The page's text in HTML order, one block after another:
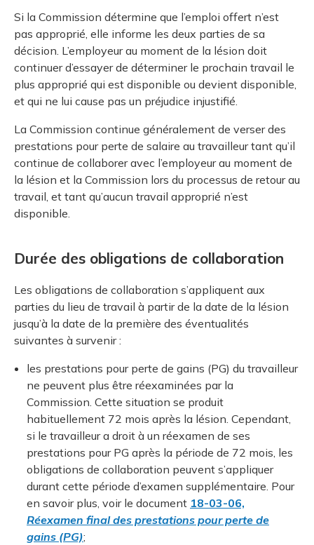
Si la Commission détermine que l’emploi offert n’est
pas approprié, elle informe les deux parties de sa
décision. L’employeur au moment de la lésion doit
continuer d’essayer de déterminer le prochain travail le
plus approprié qui est disponible ou devient disponible,
et qui ne lui cause pas un préjudice injustifié.
La Commission continue généralement de verser des
prestations pour perte de salaire au travailleur tant qu’il
continue de collaborer avec l’employeur au moment de
la lésion et la Commission lors du processus de retour au
travail, et tant qu’aucun travail approprié n’est
disponible.
Durée des obligations de collaboration
Les obligations de collaboration s’appliquent aux
parties du lieu de travail à partir de la date de la lésion
jusqu’à la date de la première des éventualités
suivantes à survenir :
les prestations pour perte de gains (PG) du travailleur
ne peuvent plus être réexaminées par la
Commission. Cette situation se produit
habituellement 72 mois après la lésion. Cependant,
si le travailleur a droit à un réexamen de ses
prestations pour PG après la période de 72 mois, les
obligations de collaboration peuvent s’appliquer
durant cette période d’examen supplémentaire. Pour
en savoir plus, voir le document 18-03-06,
Réexamen final des prestations pour perte de
gains (PG);